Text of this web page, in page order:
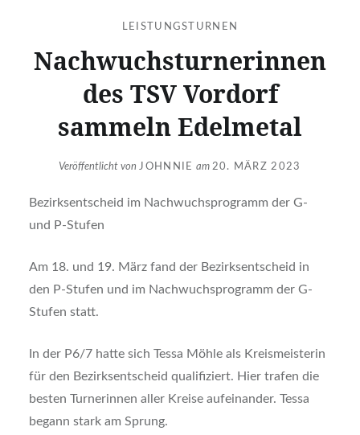
LEISTUNGSTURNEN
Nachwuchsturnerinnen
des TSV Vordorf
sammeln Edelmetal
Veröffentlicht vonJOHNNIE am 20. MÄRZ 2023
Bezirksentscheid im Nachwuchsprogramm der G-
und P-Stufen
Am 18. und 19. März fand der Bezirksentscheid in
den P-Stufen und im Nachwuchsprogramm der G-
Stufen statt.
In der P6/7 hatte sich Tessa Möhle als Kreismeisterin
für den Bezirksentscheid qualifiziert. Hier trafen die
besten Turnerinnen aller Kreise aufeinander. Tessa
begann stark am Sprung.